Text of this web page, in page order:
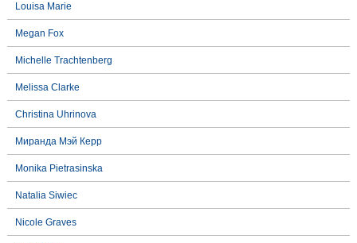
Louisa Marie
Megan Fox
Michelle Trachtenberg
Melissa Clarke
Christina Uhrinova
Миранда Мэй Керр
Monika Pietrasinska
Natalia Siwiec
Nicole Graves